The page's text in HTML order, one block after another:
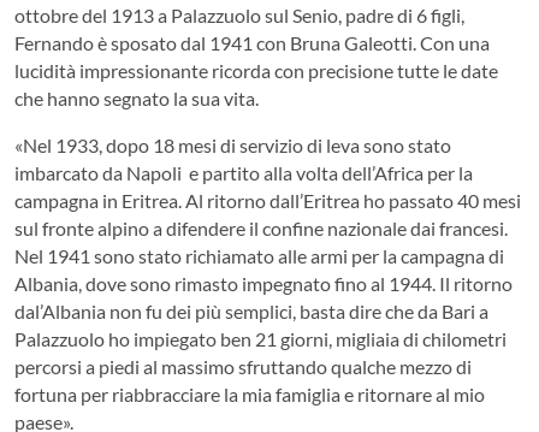
ottobre del 1913 a Palazzuolo sul Senio, padre di 6 figli,
Fernando è sposato dal 1941 con Bruna Galeotti. Con una
lucidità impressionante ricorda con precisione tutte le date
che hanno segnato la sua vita.
«Nel 1933, dopo 18 mesi di servizio di leva sono stato
imbarcato da Napoli e partito alla volta dell’Africa per la
campagna in Eritrea. Al ritorno dall’Eritrea ho passato 40 mesi
sul fronte alpino a difendere il confine nazionale dai francesi.
Nel 1941 sono stato richiamato alle armi per la campagna di
Albania, dove sono rimasto impegnato fino al 1944. Il ritorno
dal’Albania non fu dei più semplici, basta dire che da Bari a
Palazzuolo ho impiegato ben 21 giorni, migliaia di chilometri
percorsi a piedi al massimo sfruttando qualche mezzo di
fortuna per riabbracciare la mia famiglia e ritornare al mio
paese».